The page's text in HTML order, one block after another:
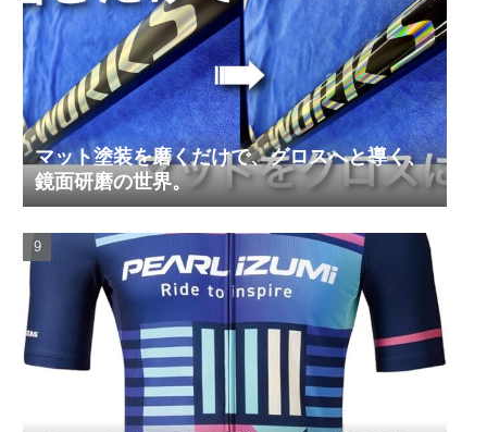
マット塗装を磨くだけで、グロスへと導く、
鏡面研磨の世界。